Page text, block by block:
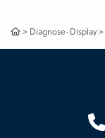
> Diagnose-Display>